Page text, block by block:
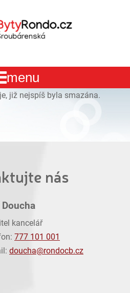
již nejspíš byla smazána.
nás
kancelář
777 101 001
doucha@rondocb.cz